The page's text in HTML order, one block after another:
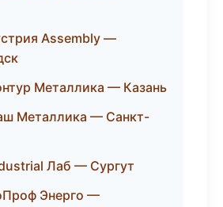
Assembly —
Металлика — Казань
Металлика — Санкт-
Лаб — Сургут
Энерго —